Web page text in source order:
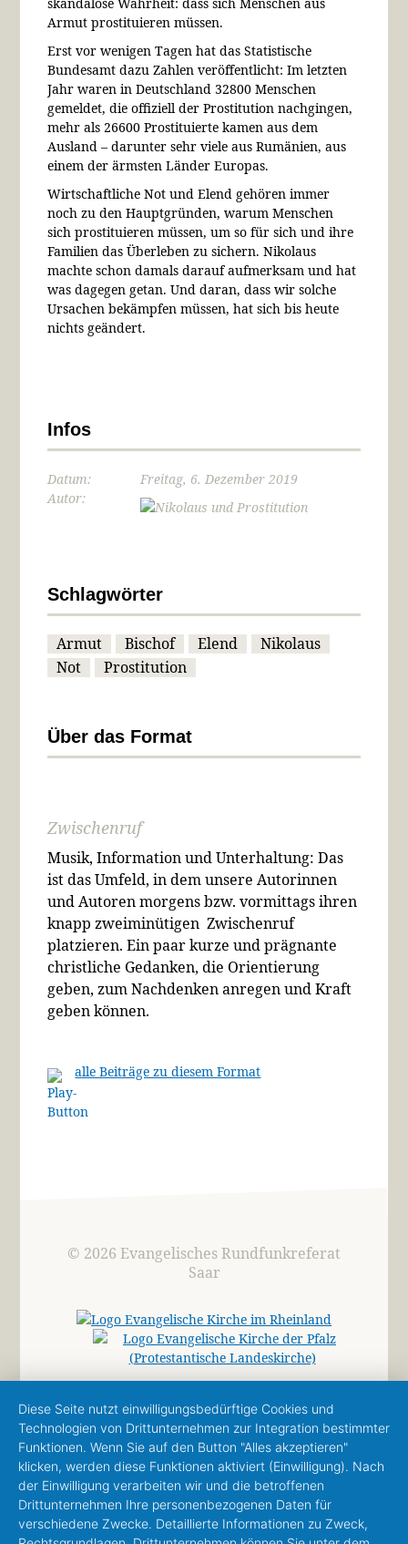
Armut prostituieren müssen.
Erst vor wenigen Tagen hat das Statistische
Bundesamt dazu Zahlen veröffentlicht: Im letzten
Jahr waren in Deutschland 32800 Menschen
gemeldet, die offiziell der Prostitution nachgingen,
mehr als 26600 Prostituierte kamen aus dem
Ausland – darunter sehr viele aus Rumänien, aus
einem der ärmsten Länder Europas.
Wirtschaftliche Not und Elend gehören immer
noch zu den Hauptgründen, warum Menschen
sich prostituieren müssen, um so für sich und ihre
Familien das Überleben zu sichern. Nikolaus
machte schon damals darauf aufmerksam und hat
was dagegen getan. Und daran, dass wir solche
Ursachen bekämpfen müssen, hat sich bis heute
nichts geändert.
Infos
Datum:
Freitag, 6. Dezember 2019
Autor:
Schlagwörter
Armut Bischof Elend
Nikolaus
Not
Prostitution
Über das Format
Zwischenruf
Musik, Information und Unterhaltung: Das
ist das Umfeld, in dem unsere Autorinnen
und Autoren morgens bzw. vormittags ihren
knapp zweiminütigen Zwischenruf
platzieren. Ein paar kurze und prägnante
christliche Gedanken, die Orientierung
geben, zum Nachdenken anregen und Kraft
geben können.
alle Beiträge zu diesem Format
© 2026 Evangelisches Rundfunkreferat
Saar
Diese Seite nutzt einwilligungsbedürftige Cookies und
Technologien von Drittunternehmen zur Integration bestimmter
Funktionen. Wenn Sie auf den Button "Alles akzeptieren"
klicken, werden diese Funktionen aktiviert (Einwilligung). Nach
der Einwilligung verarbeiten wir und die betroffenen
Drittunternehmen Ihre personenbezogenen Daten für
verschiedene Zwecke. Detaillierte Informationen zu Zweck,